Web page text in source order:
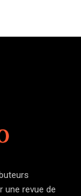
une revue de